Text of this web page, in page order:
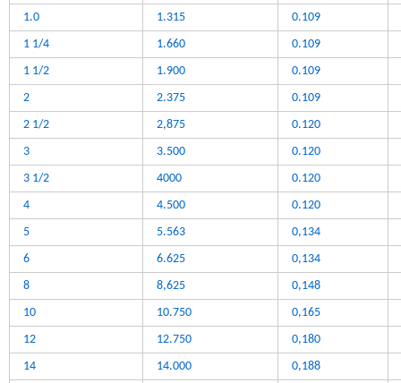
1.0
1.315
0.109
1 1/4
1.660
0.109
1 1/2
1.900
0.109
2
2.375
0.109
2 1/2
2,875
0.120
3
3.500
0.120
3 1/2
4000
0.120
4
4.500
0.120
5
5.563
0,134
6
6.625
0,134
8
8,625
0,148
10
10.750
0,165
12
12.750
0,180
14
14.000
0,188